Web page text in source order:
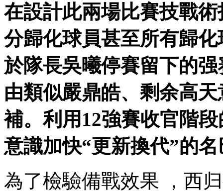
在設計此兩場比賽技戰
分歸化球員甚至所有歸化
於隊長吳曦停賽留下的强
由類似嚴鼎皓、剩余
補。利用12強賽收官階
意識加快“更新換代”的名巴
為了檢驗備戰效果 ，西